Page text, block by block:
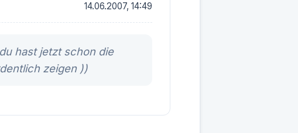
14.06.2007, 14:49
hast jetzt schon die
zeigen ))